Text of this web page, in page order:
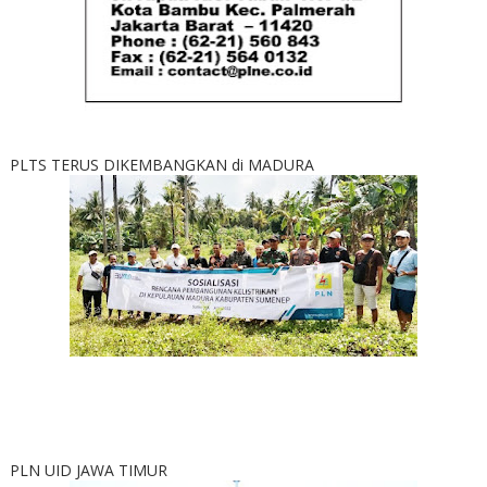
PLTS TERUS DIKEMBANGKAN di MADURA
PLN UID JAWA TIMUR